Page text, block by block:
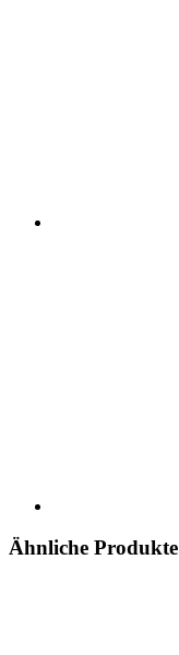
Ähnliche Produkte